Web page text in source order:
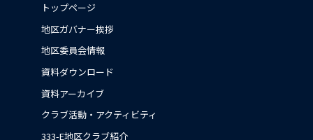
トップページ
地区ガバナー挨拶
地区委員会情報
資料ダウンロード
資料アーカイブ
クラブ活動・アクティビティ
333-E地区クラブ紹介